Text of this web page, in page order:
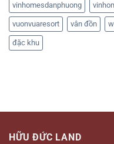
vinhomesdanphuong
vuonvuaresort vân đồn
đặc khu
HỮU ĐỨC LAND